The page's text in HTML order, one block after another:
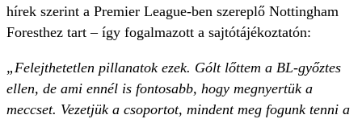
hírek szerint a Premier League-ben szereplő Nottingham
Foresthez tart – így fogalmazott a sajtótájékoztatón:
„Felejthetetlen pillanatok ezek. Gólt lőttem a BL-győztes
ellen, de ami ennél is fontosabb, hogy megnyertük a
meccset. Vezetjük a csoportot, mindent meg fogunk tenni a